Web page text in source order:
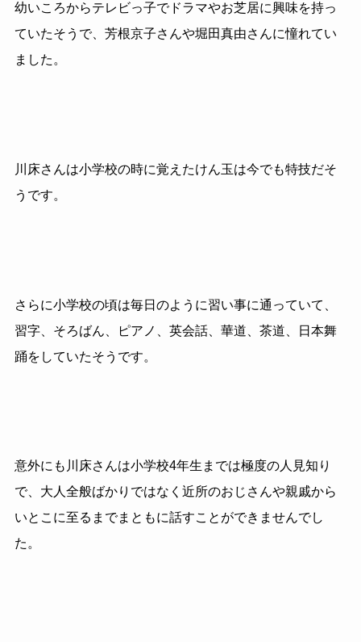
幼いころからテレビっ子でドラマやお芝居に興味を持っ
ていたそうで、芳根京子さんや堀田真由さんに憧れてい
ました。
川床さんは小学校の時に覚えたけん玉は今でも特技だそ
うです。
さらに小学校の頃は毎日のように習い事に通っていて、
習字、そろばん、ピアノ、英会話、華道、茶道、日本舞
踊をしていたそうです。
意外にも川床さんは小学校4年生までは極度の人見知り
で、大人全般ばかりではなく近所のおじさんや親戚から
いとこに至るまでまともに話すことができませんでし
た。